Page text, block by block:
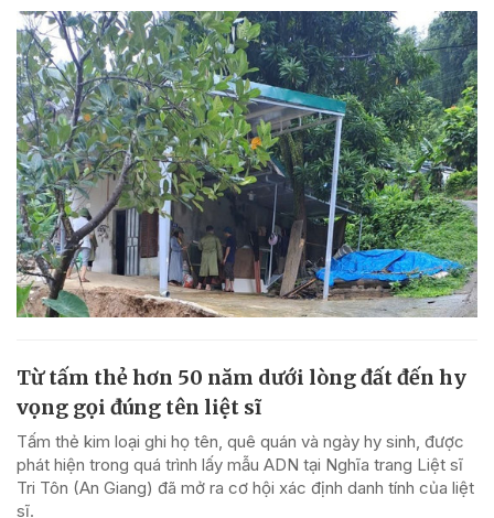
Từ tấm thẻ hơn 50 năm dưới lòng đất đến hy
vọng gọi đúng tên liệt sĩ
Tấm thẻ kim loại ghi họ tên, quê quán và ngày hy sinh, được
phát hiện trong quá trình lấy mẫu ADN tại Nghĩa trang Liệt sĩ
Tri Tôn (An Giang) đã mở ra cơ hội xác định danh tính của liệt
sĩ.